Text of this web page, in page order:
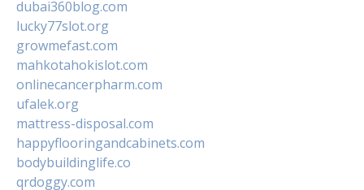
dubai360blog.com
lucky77slot.org
growmefast.com
mahkotahokislot.com
onlinecancerpharm.com
ufalek.org
mattress-disposal.com
happyflooringandcabinets.com
bodybuildinglife.co
qrdoggy.com